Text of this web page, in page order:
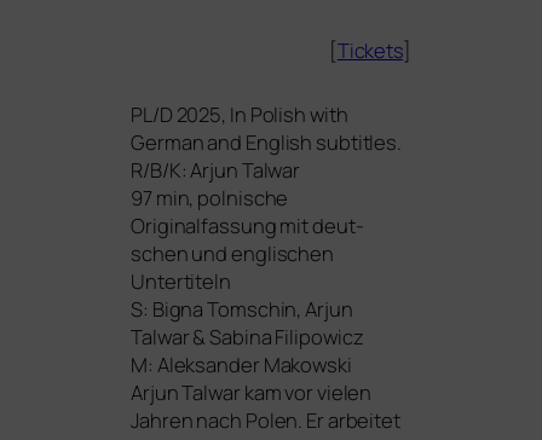
[Tickets]
PL/D 2025, In Polish with
German and English sub­tit­les.
R/B/K: Arjun Talwar
97 min, pol­ni­sche
Originalfassung mit deut­
schen und eng­li­schen
Untertiteln
S: Bigna Tomschin, Arjun
Talwar& Sabina Filipowicz
M: Aleksander Makowski
Arjun Talwar kam vor vie­len
Jahren nach Polen. Er arbei­tet